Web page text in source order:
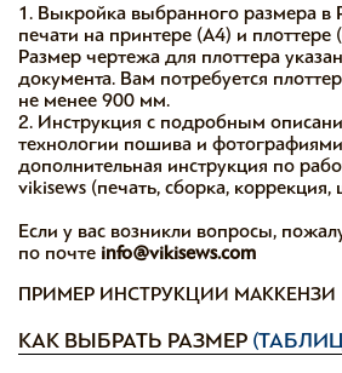
1. Выкройка выбранного размера в
печати на принтере (А4) и плоттере
Размер чертежа для плоттера
документа. Вам потребуется
не менее 900 мм.
2. Инструкция с подробным
технологии пошива и
дополнительная инструкция по
vikisews (печать, сборка,
Если у вас возникли вопросы,
по почте info@vikisews.com
ПРИМЕР ИНСТРУКЦИИ МАККЕНЗИ
КАК ВЫБРАТЬ РАЗМЕР